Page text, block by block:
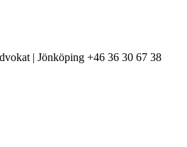
| Jönköping +46 36 30 67 38